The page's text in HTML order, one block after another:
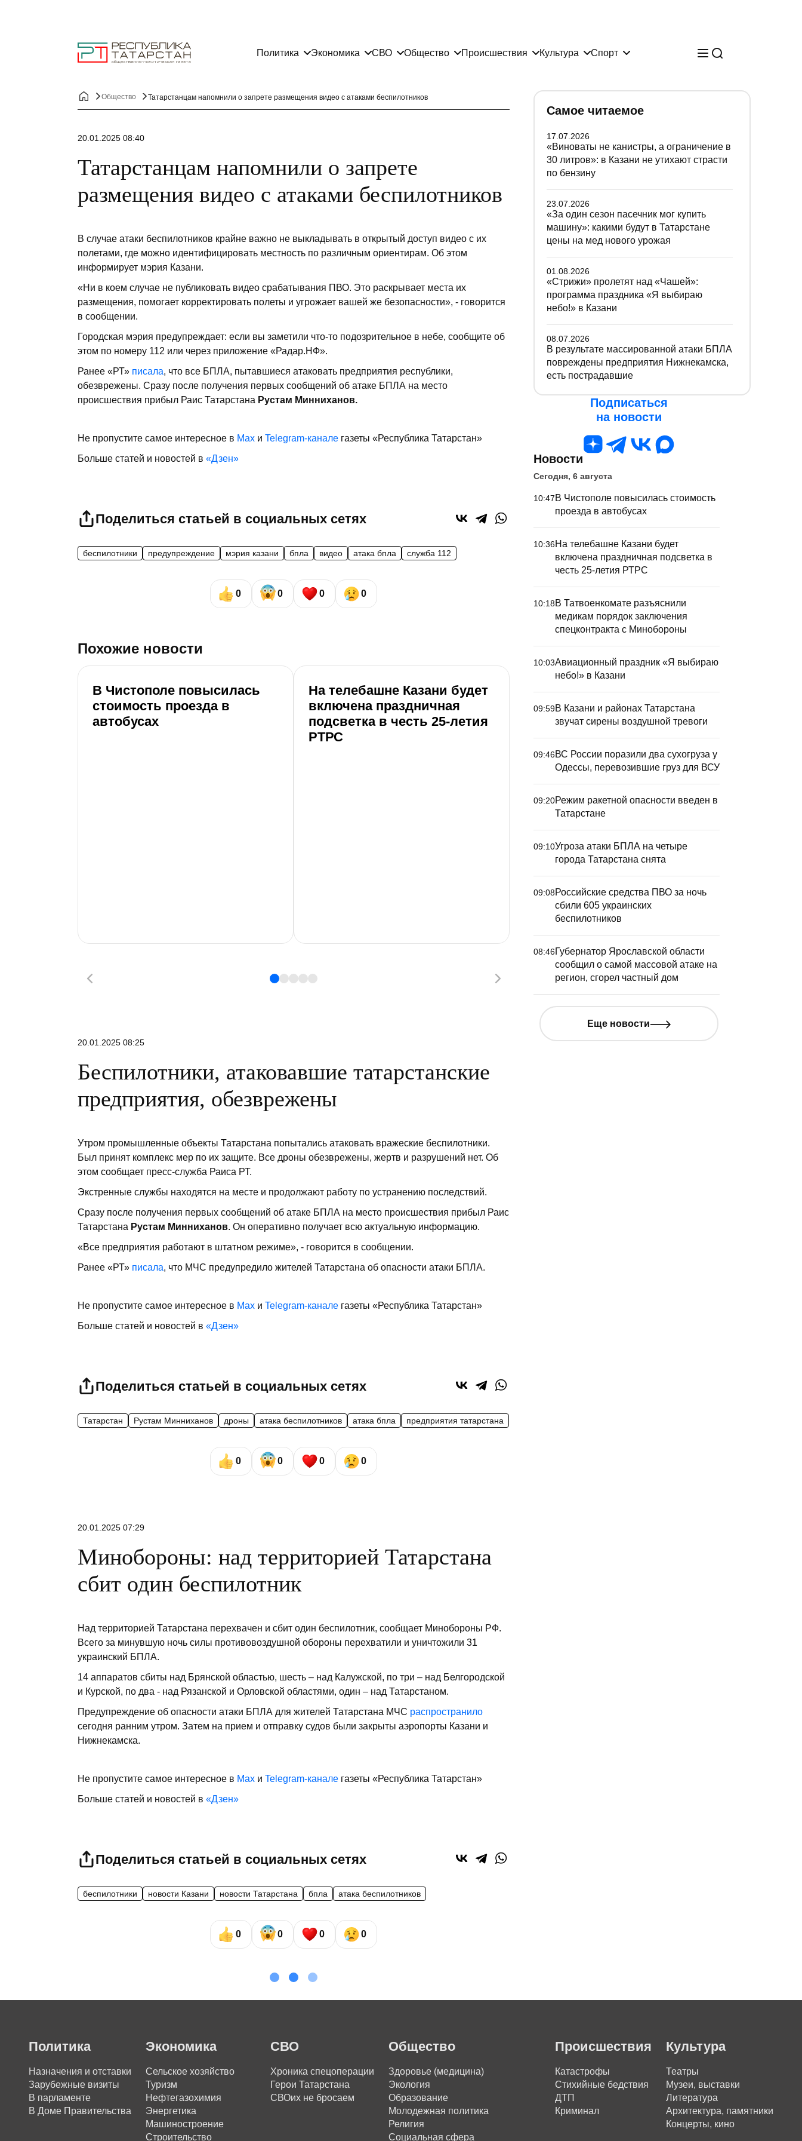
Политика Экономика СВО Общество Происшествия Культура Спорт
Общество Татарстанцам напомнили о запрете размещения видео с атаками беспилотников
20.01.2025 08:40
Татарстанцам напомнили о запрете
размещения видео с атаками беспилотников
В случае атаки беспилотников крайне важно не выкладывать в открытый доступ видео с их
полетами, где можно идентифицировать местность по различным ориентирам. Об этом
информирует мэрия Казани.
«Ни в коем случае не публиковать видео срабатывания ПВО. Это раскрывает места их
размещения, помогает корректировать полеты и угрожает вашей же безопасности», - говорится
в сообщении.
Городская мэрия предупреждает: если вы заметили что-то подозрительное в небе, сообщите об
этом по номеру 112 или через приложение «Радар.НФ».
Ранее «РТ» писала, что все БПЛА, пытавшиеся атаковать предприятия республики,
обезврежены. Сразу после получения первых сообщений об атаке БПЛА на место
происшествия прибыл Раис Татарстана Рустам Минниханов.
Не пропустите самое интересное в Max и Telegram-канале газеты «Республика Татарстан»
Больше статей и новостей в «Дзен»
Поделиться статьей в социальных сетях
беспилотники предупреждение мэрия казани бпла видео атака бпла служба 112
0 0 0 0
Похожие новости
В Чистополе повысилась
стоимость проезда в
автобусах
На телебашне Казани будет
включена праздничная
подсветка в честь 25-летия
РТРС
В Татвоенкомате
разъяснили медикам
порядок заключения
спецконтракта с
Минобороны
20.01.2025 08:25
Беспилотники, атаковавшие татарстанские
предприятия, обезврежены
Утром промышленные объекты Татарстана попытались атаковать вражеские беспилотники.
Был принят комплекс мер по их защите. Все дроны обезврежены, жертв и разрушений нет. Об
этом сообщает пресс-служба Раиса РТ.
Экстренные службы находятся на месте и продолжают работу по устранению последствий.
Сразу после получения первых сообщений об атаке БПЛА на место происшествия прибыл Раис
Татарстана Рустам Минниханов. Он оперативно получает всю актуальную информацию.
«Все предприятия работают в штатном режиме», - говорится в сообщении.
Ранее «РТ» писала, что МЧС предупредило жителей Татарстана об опасности атаки БПЛА.
Не пропустите самое интересное в Max и Telegram-канале газеты «Республика Татарстан»
Больше статей и новостей в «Дзен»
Поделиться статьей в социальных сетях
Татарстан Рустам Минниханов дроны атака беспилотников атака бпла предприятия татарстана
0 0 0 0
20.01.2025 07:29
Минобороны: над территорией Татарстана
сбит один беспилотник
Над территорией Татарстана перехвачен и сбит один беспилотник, сообщает Минобороны РФ.
Всего за минувшую ночь силы противовоздушной обороны перехватили и уничтожили 31
украинский БПЛА.
14 аппаратов сбиты над Брянской областью, шесть – над Калужской, по три – над Белгородской
и Курской, по два - над Рязанской и Орловской областями, один – над Татарстаном.
Предупреждение об опасности атаки БПЛА для жителей Татарстана МЧС распространило
сегодня ранним утром. Затем на прием и отправку судов были закрыты аэропорты Казани и
Нижнекамска.
Не пропустите самое интересное в Max и Telegram-канале газеты «Республика Татарстан»
Больше статей и новостей в «Дзен»
Поделиться статьей в социальных сетях
беспилотники новости Казани новости Татарстана бпла атака беспилотников
0 0 0 0
Самое читаемое
17.07.2026
«Виноваты не канистры, а ограничение в
30 литров»: в Казани не утихают страсти
по бензину
23.07.2026
«За один сезон пасечник мог купить
машину»: какими будут в Татарстане
цены на мед нового урожая
01.08.2026
«Стрижи» пролетят над «Чашей»:
программа праздника «Я выбираю
небо!» в Казани
08.07.2026
В результате массированной атаки БПЛА
повреждены предприятия Нижнекамска,
есть пострадавшие
Подписаться
на новости
Новости
Сегодня, 6 августа
10:47В Чистополе повысилась стоимость
проезда в автобусах
10:36На телебашне Казани будет
включена праздничная подсветка в
честь 25-летия РТРС
10:18В Татвоенкомате разъяснили
медикам порядок заключения
спецконтракта с Минобороны
10:03Авиационный праздник «Я выбираю
небо!» в Казани
09:59В Казани и районах Татарстана
звучат сирены воздушной тревоги
09:46ВС России поразили два сухогруза у
Одессы, перевозившие груз для ВСУ
09:20Режим ракетной опасности введен в
Татарстане
09:10Угроза атаки БПЛА на четыре
города Татарстана снята
09:08Российские средства ПВО за ночь
сбили 605 украинских
беспилотников
08:46Губернатор Ярославской области
сообщил о самой массовой атаке на
регион, сгорел частный дом
Еще новости
Политика
Назначения и отставки
Зарубежные визиты
В парламенте
В Доме Правительства
Экономика
Сельское хозяйство
Туризм
Нефтегазохимия
Энергетика
Машиностроение
Строительство
СВО
Хроника спецоперации
Герои Татарстана
СВОих не бросаем
Общество
Здоровье (медицина)
Экология
Образование
Молодежная политика
Религия
Социальная сфера
Происшествия
Катастрофы
Стихийные бедствия
ДТП
Криминал
Культура
Театры
Музеи, выставки
Литература
Архитектура, памятники
Концерты, кино